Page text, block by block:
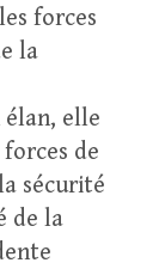
forces
la
élan, elle
de
sécurité
de la